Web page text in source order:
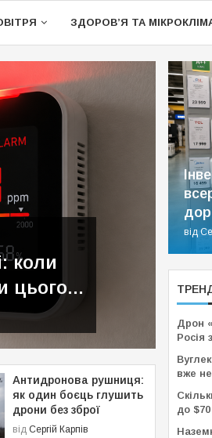
ЗДОРОВ’Я ТА
коли
цього...
Антидронова рушниця:
як один боєць глушить
дрони без зброї
від Сергій Карпів
від
Дрон
Росія
вже
до